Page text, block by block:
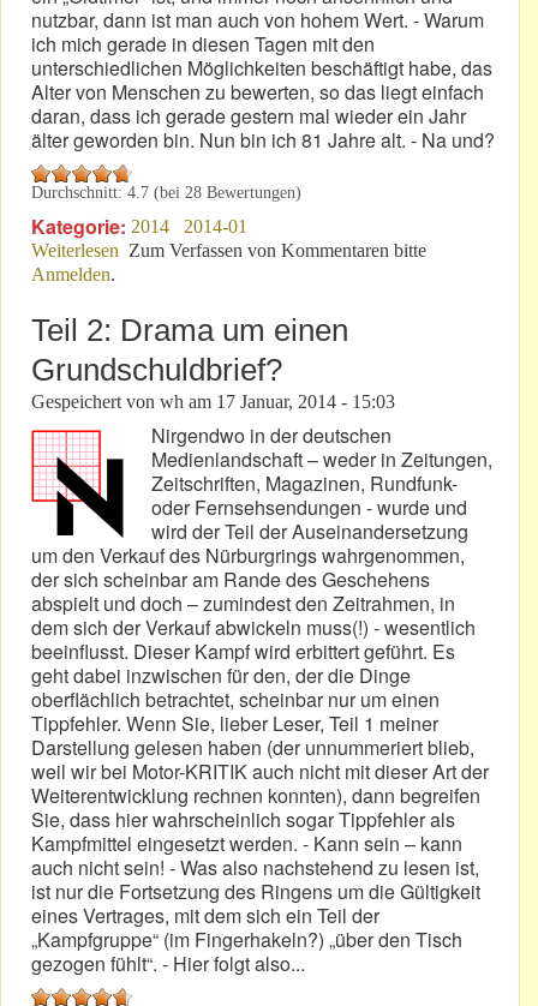
nutzbar, dann ist man auch von hohem Wert. - Warum
ich mich gerade in diesen Tagen mit den
unterschiedlichen Möglichkeiten beschäftigt habe, das
Alter von Menschen zu bewerten, so das liegt einfach
daran, dass ich gerade gestern mal wieder ein Jahr
älter geworden bin. Nun bin ich 81 Jahre alt. - Na und?
Durchschnitt: 4.7 (bei 28 Bewertungen)
Kategorie: 2014
2014-01
Weiterlesen über 19. Januar 2014: Lieber Leser!
Zum Verfassen von Kommentaren bitte
Anmelden.
Teil 2: Drama um einen
Grundschuldbrief?
Gespeichert von wh am 17 Januar, 2014 - 15:03
Nirgendwo in der deutschen
Medienlandschaft – weder in Zeitungen,
Zeitschriften, Magazinen, Rundfunk-
oder Fernsehsendungen - wurde und
wird der Teil der Auseinandersetzung
um den Verkauf des Nürburgrings wahrgenommen,
der sich scheinbar am Rande des Geschehens
abspielt und doch – zumindest den Zeitrahmen, in
dem sich der Verkauf abwickeln muss(!) - wesentlich
beeinflusst. Dieser Kampf wird erbittert geführt. Es
geht dabei inzwischen für den, der die Dinge
oberflächlich betrachtet, scheinbar nur um einen
Tippfehler. Wenn Sie, lieber Leser, Teil 1 meiner
Darstellung gelesen haben (der unnummeriert blieb,
weil wir bei Motor-KRITIK auch nicht mit dieser Art der
Weiterentwicklung rechnen konnten), dann begreifen
Sie, dass hier wahrscheinlich sogar Tippfehler als
Kampfmittel eingesetzt werden. - Kann sein – kann
auch nicht sein! - Was also nachstehend zu lesen ist,
ist nur die Fortsetzung des Ringens um die Gültigkeit
eines Vertrages, mit dem sich ein Teil der
„Kampfgruppe“ (im Fingerhakeln?) „über den Tisch
gezogen fühlt“. - Hier folgt also...